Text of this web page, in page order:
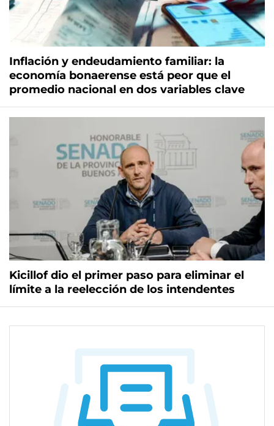
Inflación y endeudamiento familiar: la
economía bonaerense está peor que el
promedio nacional en dos variables clave
Kicillof dio el primer paso para eliminar el
límite a la reelección de los intendentes